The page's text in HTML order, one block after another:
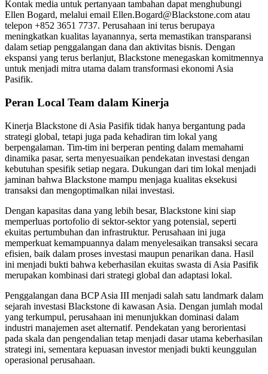
Kontak media untuk pertanyaan tambahan dapat menghubungi
Ellen Bogard, melalui email Ellen.Bogard@Blackstone.com atau
telepon +852 3651 7737. Perusahaan ini terus berupaya
meningkatkan kualitas layanannya, serta memastikan transparansi
dalam setiap penggalangan dana dan aktivitas bisnis. Dengan
ekspansi yang terus berlanjut, Blackstone menegaskan komitmennya
untuk menjadi mitra utama dalam transformasi ekonomi Asia
Pasifik.
Peran Local Team dalam Kinerja
Kinerja Blackstone di Asia Pasifik tidak hanya bergantung pada
strategi global, tetapi juga pada kehadiran tim lokal yang
berpengalaman. Tim-tim ini berperan penting dalam memahami
dinamika pasar, serta menyesuaikan pendekatan investasi dengan
kebutuhan spesifik setiap negara. Dukungan dari tim lokal menjadi
jaminan bahwa Blackstone mampu menjaga kualitas eksekusi
transaksi dan mengoptimalkan nilai investasi.
Dengan kapasitas dana yang lebih besar, Blackstone kini siap
memperluas portofolio di sektor-sektor yang potensial, seperti
ekuitas pertumbuhan dan infrastruktur. Perusahaan ini juga
memperkuat kemampuannya dalam menyelesaikan transaksi secara
efisien, baik dalam proses investasi maupun penarikan dana. Hasil
ini menjadi bukti bahwa keberhasilan ekuitas swasta di Asia Pasifik
merupakan kombinasi dari strategi global dan adaptasi lokal.
Penggalangan dana BCP Asia III menjadi salah satu landmark dalam
sejarah investasi Blackstone di kawasan Asia. Dengan jumlah modal
yang terkumpul, perusahaan ini menunjukkan dominasi dalam
industri manajemen aset alternatif. Pendekatan yang berorientasi
pada skala dan pengendalian tetap menjadi dasar utama keberhasilan
strategi ini, sementara kepuasan investor menjadi bukti keunggulan
operasional perusahaan.